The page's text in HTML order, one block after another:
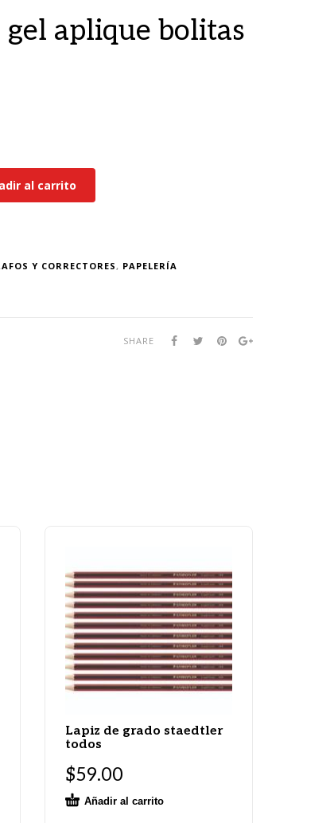
gel aplique bolitas
al carrito
Y CORRECTORES, PAPELERÍA
SHARE
Lapiz de grado staedtler
todos
$59.00
Añadir al carrito